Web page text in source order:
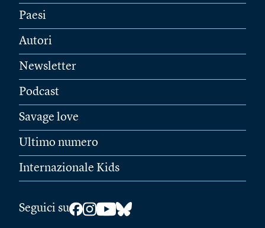
Paesi
Autori
Newsletter
Podcast
Savage love
Ultimo numero
Internazionale Kids
Seguici su